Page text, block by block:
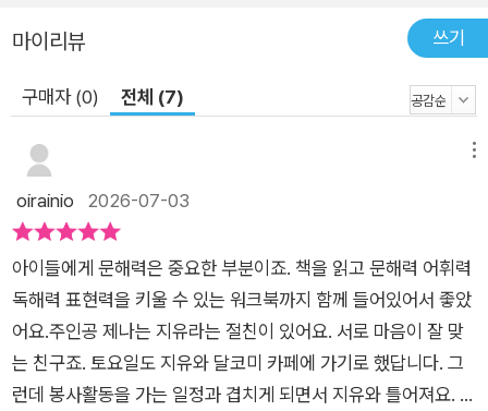
동화와 문해력 워크북, 온라인 진단 평가를 결합해 읽기부터 이
P 1. 주제별 창작 동화: 초등 교과서 수록 작가들의 흥미로운 이야
동화와 연계된 지문을 읽고 문제를 풀며 어휘력·독해력·표현력 향
상 ■ STEP 3. 온라인 문해력 진단 평가: QR 코드 기반의 평가
를 통해 문해력 수준 확인 및 맞춤형 학습 방향 설정 재미있는 동
화로 시작해 워크북 학습을 거쳐 문해력 진단 평가로 마무리되는
「i문해톡」과 함께, 아이의 문해력이 단단하게 자라납니다.
마이리뷰 쓰기
구매자 (0) 전체 (7)
oirainio 2026-07-03
아이들에게 문해력은 중요한 부분이죠. 책을 읽고 문해력 어휘력
독해력 표현력을 키울 수 있는 워크북까지 함께 들어있어서 좋았
어요.주인공 제나는 지유라는 절친이 있어요. 서로 마음이 잘 맞
는 친구죠. 토요일도 지유와 달코미 카페에 가기로 했답니다. 그
런데 봉사활동을 가는 일정과 겹치게 되면서 지유와 틀어져요. 친